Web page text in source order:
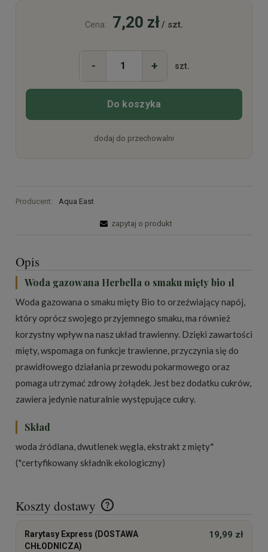
Cena: 7,20 zł/ szt.
- + szt.
Do koszyka
dodaj do przechowalni
Producent: Aqua East
zapytaj o produkt
Opis
Woda gazowana Herbella o smaku mięty bio 1l
Woda gazowana o smaku mięty Bio to orzeźwiający napój,
który oprócz swojego przyjemnego smaku, ma również
korzystny wpływ na nasz układ trawienny. Dzięki zawartości
mięty, wspomaga on funkcje trawienne, przyczynia się do
prawidłowego działania przewodu pokarmowego oraz
pomaga utrzymać zdrowy żołądek. Jest bez dodatku cukrów,
zawiera jedynie naturalnie występujące cukry.
Skład
woda źródlana, dwutlenek węgla, ekstrakt z mięty*
(*certyfikowany składnik ekologiczny)
Koszty dostawy
Cena nie zawiera ewentualnych kosztów płatności
Rarytasy Express (DOSTAWA
CHŁODNICZA)
19,99 zł